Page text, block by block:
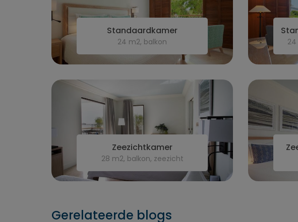
Standaardkamer
24 m2, balkon
Zeezichtkamer
28 m2, balkon, zeezicht
Gerelateerde blogs